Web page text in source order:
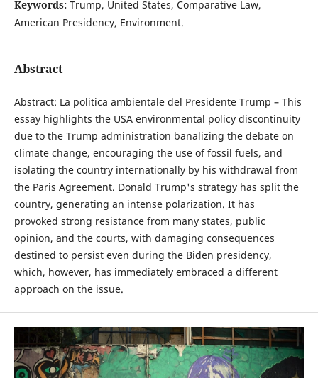
Keywords: Trump, United States, Comparative Law,
American Presidency, Environment.
Abstract
Abstract: La politica ambientale del Presidente Trump – This
essay highlights the USA environmental policy discontinuity
due to the Trump administration banalizing the debate on
climate change, encouraging the use of fossil fuels, and
isolating the country internationally by his withdrawal from
the Paris Agreement. Donald Trump's strategy has split the
country, generating an intense polarization. It has
provoked strong resistance from many states, public
opinion, and the courts, with damaging consequences
destined to persist even during the Biden presidency,
which, however, has immediately embraced a different
approach on the issue.